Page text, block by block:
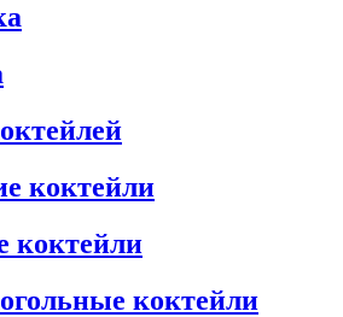
коктейли
коктейли
коктейли